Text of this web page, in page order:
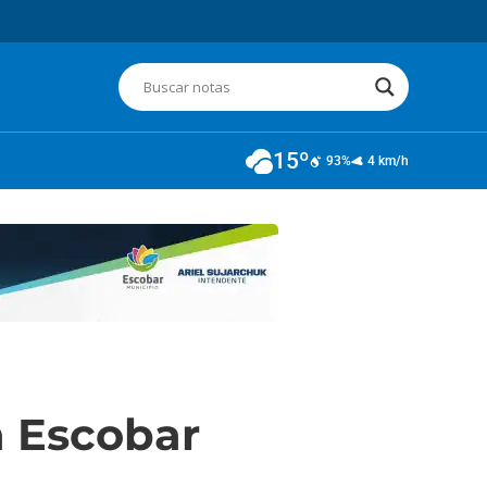
15º 93% 4 km/h
Escobar